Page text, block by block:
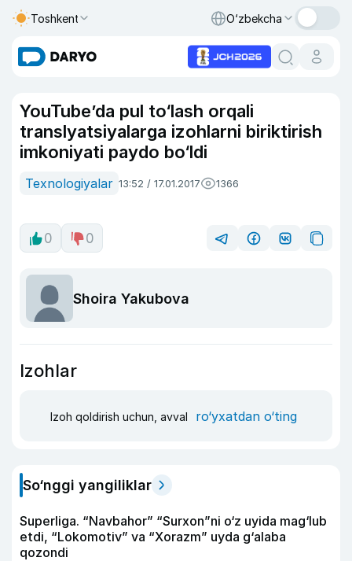
Toshkent O‘zbekcha
YouTube’da pul to‘lash orqali
translyatsiyalarga izohlarni biriktirish
imkoniyati paydo bo‘ldi
Texnologiyalar 13:52 / 17.01.2017 1366
0 0
Shoira Yakubova
Izohlar
Izoh qoldirish uchun, avval ro‘yxatdan o‘ting
So‘nggi yangiliklar
Superliga. “Navbahor” “Surxon”ni o‘z uyida mag‘lub
etdi, “Lokomotiv” va “Xorazm” uyda g‘alaba
qozondi